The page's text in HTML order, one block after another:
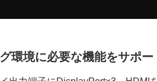
環境に必要な機能をサポー